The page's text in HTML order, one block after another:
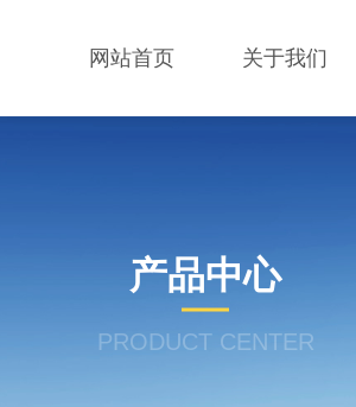
网站首页 关于我们
产品中心
PRODUCT CENTER